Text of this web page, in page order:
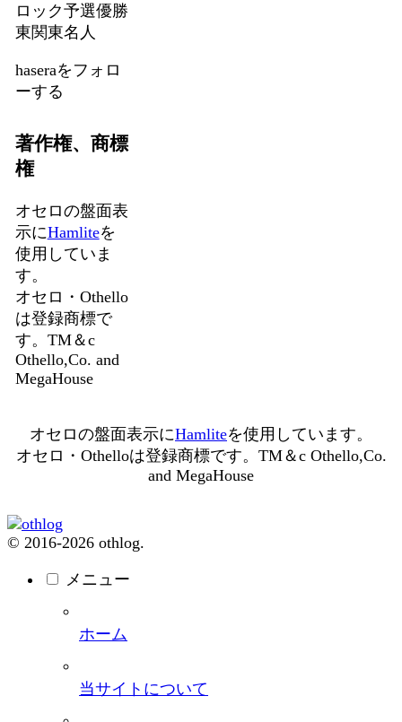
ロック予選優勝
東関東名人
haseraをフォロ
ーする
著作権、商標
権
オセロの盤面表
示にHamliteを
使用していま
す。
オセロ・Othello
は登録商標で
す。TM＆c
Othello,Co. and
MegaHouse
オセロの盤面表示にHamliteを使用しています。
オセロ・Othelloは登録商標です。TM＆c Othello,Co.
and MegaHouse
© 2016-2026 othlog.
メニュー
ホーム
当サイトについて